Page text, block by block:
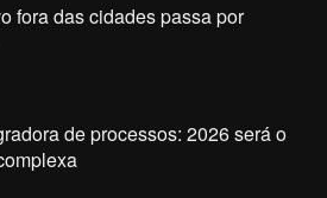
fora das cidades passa por
de processos: 2026 será o